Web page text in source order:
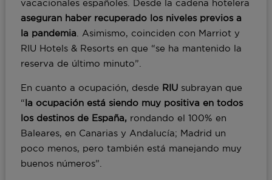
vacacionales españoles. Desde la cadena hotelera
aseguran haber recuperado los niveles previos a
la pandemia . Asimismo, coinciden con Marriot y
RIU Hotels & Resorts en que “se ha mantenido la
reserva de último minuto”.
En cuanto a ocupación, desde RIU subrayan que
“la ocupación está siendo muy positiva en todos
los destinos de España, rondando el 100% en
Baleares, en Canarias y Andalucía; Madrid un
poco menos, pero también está manejando muy
buenos números”.